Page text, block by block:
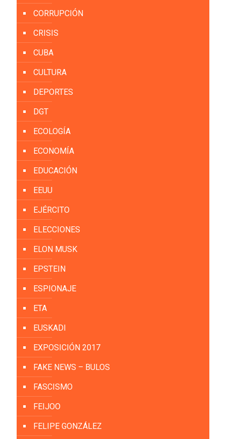
CORRUPCIÓN
CRISIS
CUBA
CULTURA
DEPORTES
DGT
ECOLOGÍA
ECONOMÍA
EDUCACIÓN
EEUU
EJÉRCITO
ELECCIONES
ELON MUSK
EPSTEIN
ESPIONAJE
ETA
EUSKADI
EXPOSICIÓN 2017
FAKE NEWS – BULOS
FASCISMO
FEIJOO
FELIPE GONZÁLEZ